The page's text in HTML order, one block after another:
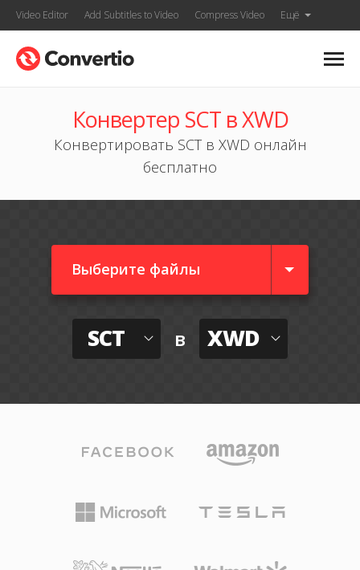
Video Editor Add Subtitles to Video Compress Video Ещё
Конвертер SCT в XWD
Конвертировать SCT в XWD онлайн
бесплатно
Выберите файлы
SCT в XWD